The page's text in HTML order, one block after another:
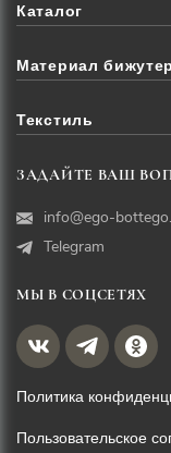
Каталог
Материал
Текстиль
ЗАДАЙТЕ ВАШ
info@ego-
Telegram
МЫ В СОЦСЕТЯХ
Политика
Пользовательское